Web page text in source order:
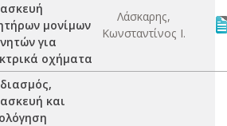
μονίμων
για
οχήματα
Λάσκαρης,
Κωνσταντίνος Ι.
και